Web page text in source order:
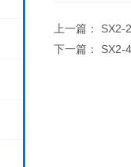
上一篇： SX2-
下一篇： SX2-